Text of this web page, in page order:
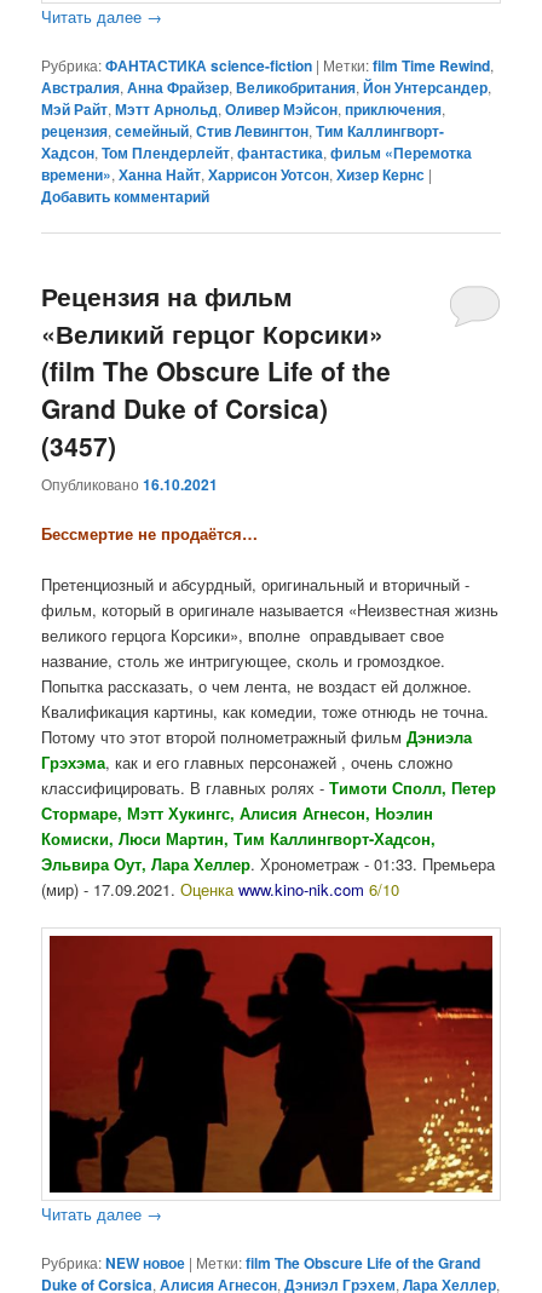
Читать далее →
Рубрика:ФАНТАСТИКА science-fiction | Метки:film Time Rewind,
Австралия,Анна Фрайзер,Великобритания,Йон Унтерсандер,
Мэй Райт,Мэтт Арнольд,Оливер Мэйсон,приключения,
рецензия,семейный,Стив Левингтон,Тим Каллингворт-
Хадсон,Том Плендерлейт,фантастика,фильм «Перемотка
времени»,Ханна Найт,Харрисон Уотсон,Хизер Кернс |
Добавить комментарий
Рецензия на фильм
«Великий герцог Корсики»
(film The Obscure Life of the
Grand Duke of Corsica)
(3457)
Опубликовано16.10.2021
Бессмертие не продаётся…
Претенциозный и абсурдный, оригинальный и вторичный -
фильм, который в оригинале называется «Неизвестная жизнь
великого герцога Корсики», вполне оправдывает свое
название, столь же интригующее, сколь и громоздкое.
Попытка рассказать, о чем лента, не воздаст ей должное.
Квалификация картины, как комедии, тоже отнюдь не точна.
Потому что этот второй полнометражный фильмДэниэла
Грэхэма, как и его главных персонажей , очень сложно
классифицировать. В главных ролях -Тимоти Сполл, Петер
Стормаре, Мэтт Хукингс, Алисия Агнесон, Ноэлин
Комиски, Люси Мартин, Тим Каллингворт-Хадсон,
Эльвира Оут, Лара Хеллер. Хронометраж - 01:33. Премьера
(мир) - 17.09.2021.Оценкаwww.kino-nik.com 6/10
Читать далее →
Рубрика:NEW новое | Метки:film The Obscure Life of the Grand
Duke of Corsica,Алисия Агнесон,Дэниэл Грэхем,Лара Хеллер,